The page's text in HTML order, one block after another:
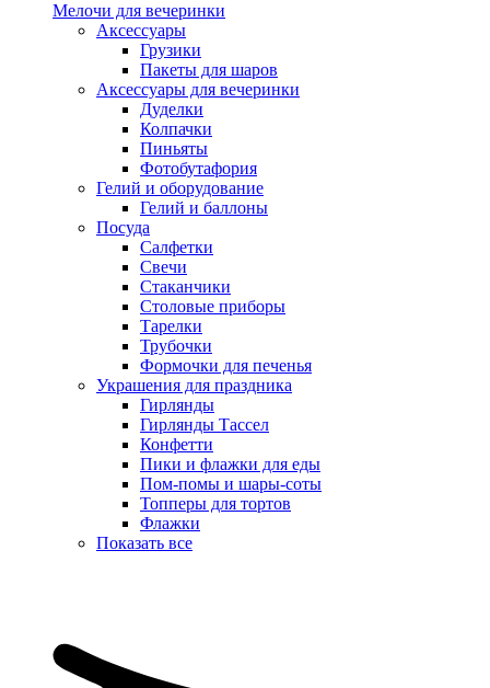
Мелочи для вечеринки
Аксессуары
Грузики
Пакеты для шаров
Аксессуары для вечеринки
Дуделки
Колпачки
Пиньяты
Фотобутафория
Гелий и оборудование
Гелий и баллоны
Посуда
Салфетки
Свечи
Стаканчики
Столовые приборы
Тарелки
Трубочки
Формочки для печенья
Украшения для праздника
Гирлянды
Гирлянды Тассел
Конфетти
Пики и флажки для еды
Пом-помы и шары-соты
Топперы для тортов
Флажки
Показать все